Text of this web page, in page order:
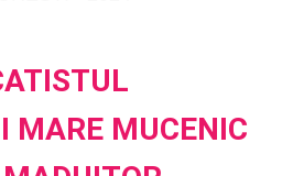
MARE MUCENIC